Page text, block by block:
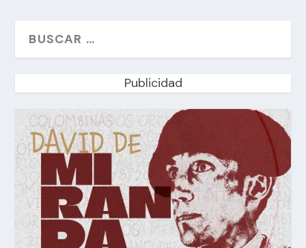
Publicidad